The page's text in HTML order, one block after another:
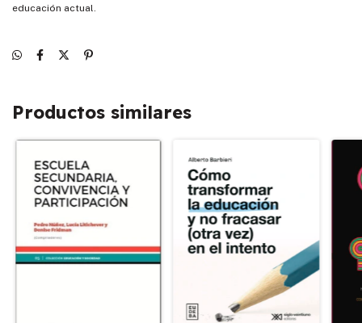
educación actual.
Productos similares